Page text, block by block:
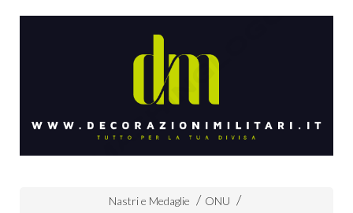
Nastri e Medaglie
ONU